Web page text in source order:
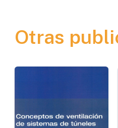
y
Materiales
Otras